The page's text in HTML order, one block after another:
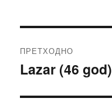
чланка
ПРЕТХОДНО
Претходни
Lazar (46 god)